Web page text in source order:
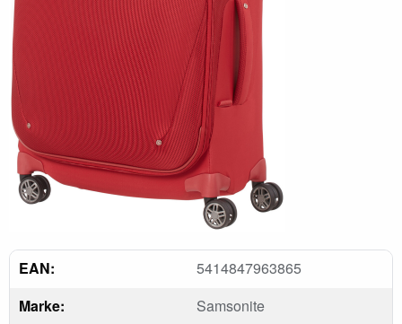
EAN:
5414847963865
Marke:
Samsonite